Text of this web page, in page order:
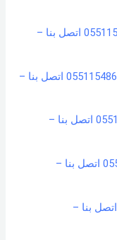
دينا نقل عفش بحائل – خصم 35 % – 0551154864 اتصل بنا –
شركة تنظيف خزانات بحائل خصم 35% – 0551154864 اتصل بنا –
شركة تنظيف كنب بحفر الباطن – 0551154864 اتصل بنا –
شركة نقل عفش بحفر الباطن – 0551154864 اتصل بنا –
شركة تنظيف كنب بسكاكا – 0551154864 اتصل بنا –